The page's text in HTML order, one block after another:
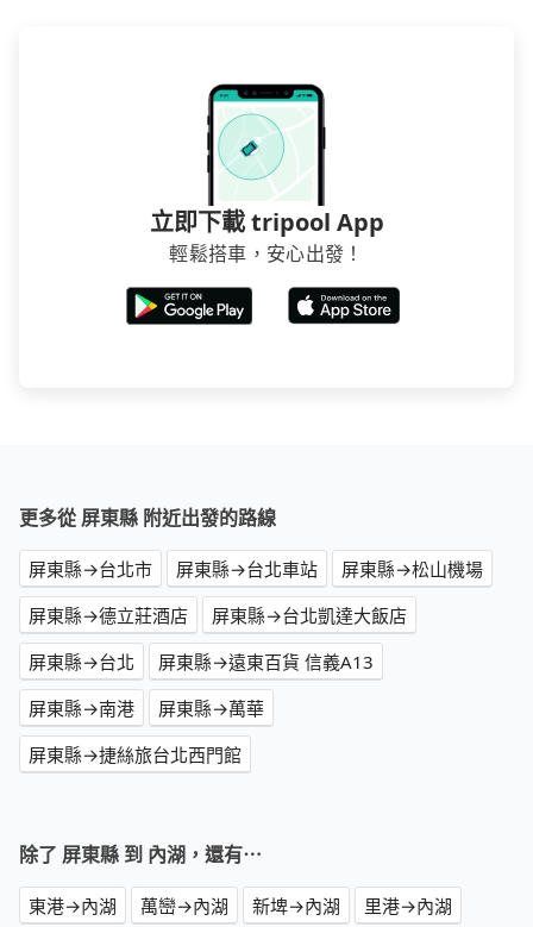
車資，而且更會額外浪費58分鐘在轉乘與等車上，現在
還不馬上來預約tripool！如果你是獨自一人乘車，也可
參考tripool的拼車共乘服務，最多可再節省50%的交通
立即下載 tripool App
輕鬆搭車，安心出發！
更多從 屏東縣 附近出發的路線
屏東縣→台北市 屏東縣→台北車站
屏東縣→松山機場
屏東縣→德立莊酒店
屏東縣→台北凱達大飯店
屏東縣→台北
屏東縣→遠東百貨 信義A13
屏東縣→南港
屏東縣→萬華
屏東縣→捷絲旅台北西門館
除了 屏東縣 到 內湖，還有⋯
東港→內湖 萬巒→內湖 新埤→內湖
里港→內湖